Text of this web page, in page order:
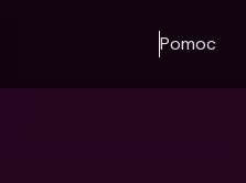
Pomoc